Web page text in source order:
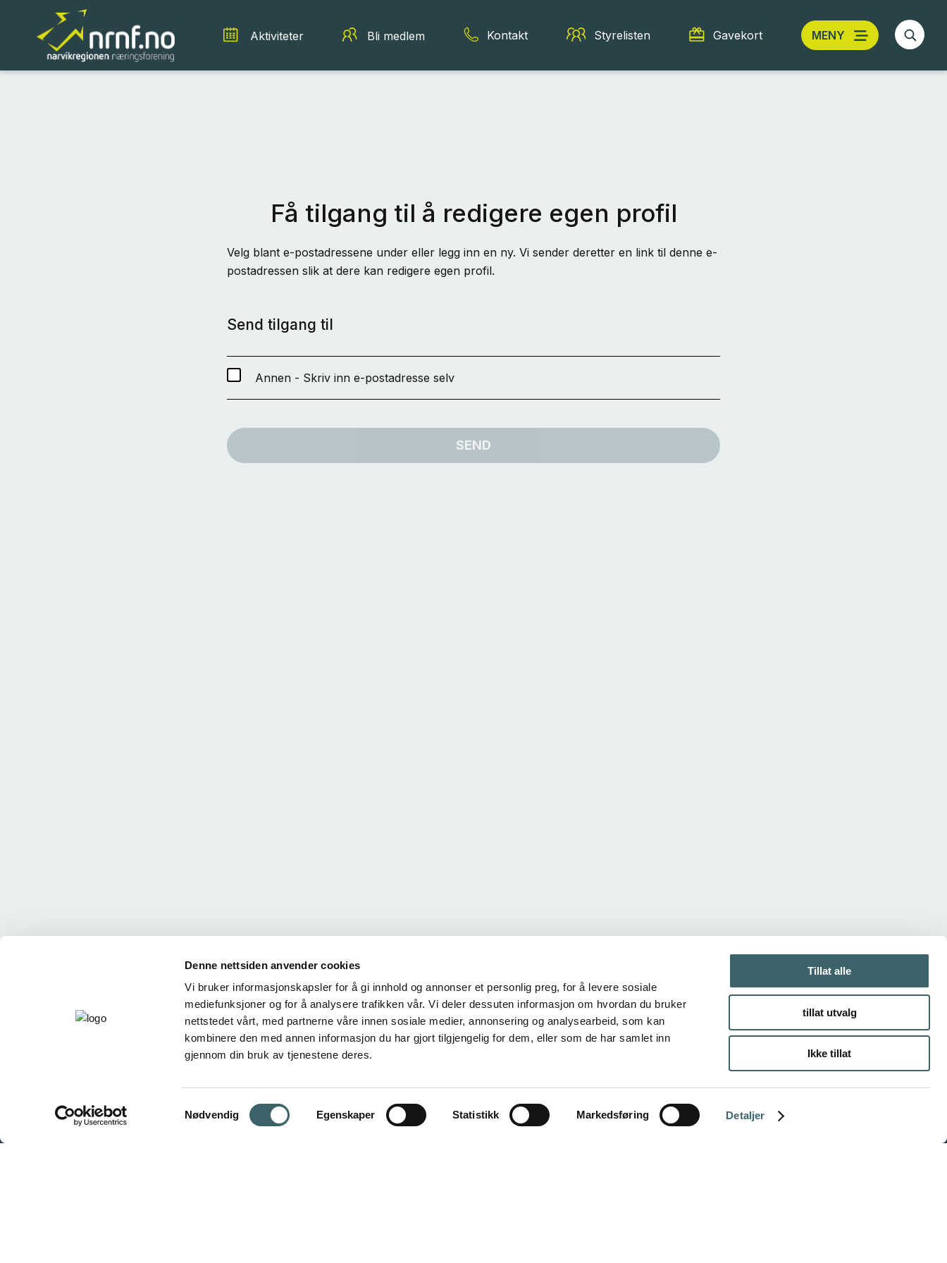
Denne nettsiden anvender cookies
Vi bruker informasjonskapsler for å gi innhold og annonser et personlig preg, for å levere sosiale
mediefunksjoner og for å analysere trafikken vår. Vi deler dessuten informasjon om hvordan du bruker
nettstedet vårt, med partnerne våre innen sosiale medier, annonsering og analysearbeid, som kan
kombinere den med annen informasjon du har gjort tilgjengelig for dem, eller som de har samlet inn
gjennom din bruk av tjenestene deres.
Samtykkevalg
Nødvendig Egenskaper Statistikk Markedsføring Detaljer
Tillat alle
tillat utvalg
Ikke tillat
Aktiviteter Bli medlem Kontakt Styrelisten Gavekort MENY
Få tilgang til å redigere egen profil
Velg blant e-postadressene under eller legg inn en ny. Vi sender deretter en link til denne e-
postadressen slik at dere kan redigere egen profil.
Send tilgang til
Annen - Skriv inn e-postadresse selv
SEND